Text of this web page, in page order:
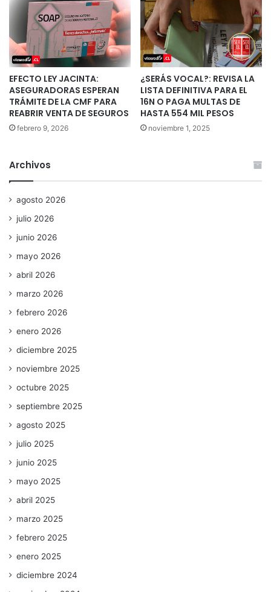
EFECTO LEY JACINTA:
ASEGURADORAS ESPERAN
TRÁMITE DE LA CMF PARA
REABRIR VENTA DE SEGUROS
febrero 9, 2026
¿SERÁS VOCAL?: REVISA LA
LISTA DEFINITIVA PARA EL
16N O PAGA MULTAS DE
HASTA 554 MIL PESOS
noviembre 1, 2025
Archivos
agosto 2026
julio 2026
junio 2026
mayo 2026
abril 2026
marzo 2026
febrero 2026
enero 2026
diciembre 2025
noviembre 2025
octubre 2025
septiembre 2025
agosto 2025
julio 2025
junio 2025
mayo 2025
abril 2025
marzo 2025
febrero 2025
enero 2025
diciembre 2024